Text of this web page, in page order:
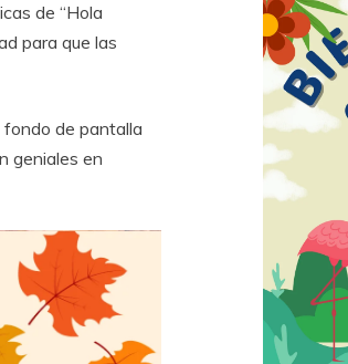
de “Hola
para que las
fondo de pantalla
geniales en